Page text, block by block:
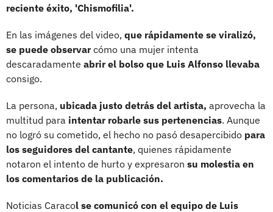
reciente éxito, 'Chismofilia'.
En las imágenes del video, que rápidamente se viralizó,
se puede observarcómo una mujer intenta
descaradamente abrir el bolso que Luis Alfonso llevaba
consigo.
La persona, ubicada justo detrás del artista, aprovecha la
multitud para intentar robarle sus pertenencias. Aunque
no logró su cometido, el hecho no pasó desapercibido para
los seguidores del cantante, quienes rápidamente
notaron el intento de hurto y expresaron su molestia en
los comentarios de la publicación.
Noticias Caracol se comunicó con el equipo de Luis